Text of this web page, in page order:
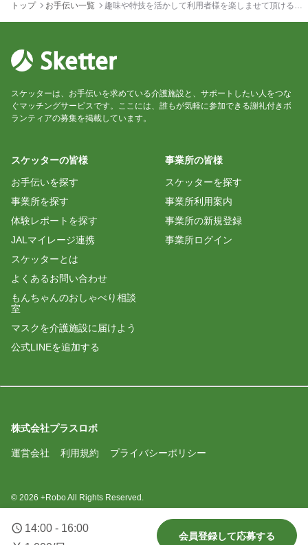
トップ お手伝い一覧
趣味や特技を活かして利用者様を楽しませて頂ける方
14:00 - 16:00
会員登録して応募する
スケッターは、お手伝いを求めている介護施設と、サポートしたい人をつな
ぐマッチングサービスです。ここには、誰もが気軽に参加できる謝礼付きボ
ランティアの募集を掲載しています。
スケッターの皆様
お手伝いを探す
事業所を探す
体験レポートを探す
JALマイレージ連携
スケッターとは
よくあるお問い合わせ
もんちゃんのおしゃべり相談
室
マスクを介護施設に届けよう
公式LINEを追加する
事業所の皆様
スケッターを探す
事業所利用案内
事業所の新規登録
事業所ログイン
株式会社プラスロボ
運営会社 利用規約 プライバシーポリシー
© 2026 +Robo All Rights Reserved.